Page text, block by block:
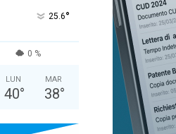
25.6°
0 %
LUN
40°
MAR
38°